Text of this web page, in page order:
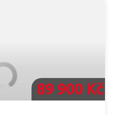
89 900 Kč